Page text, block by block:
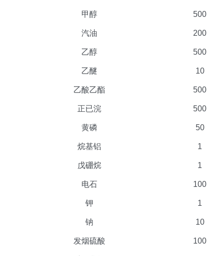
甲醇 500
汽油 200
乙醇 500
乙醚 10
乙酸乙酯 500
正已浣 500
黄磷 50
烷基铝 1
戊硼烷 1
电石 100
钾 1
钠 10
发烟硫酸 100